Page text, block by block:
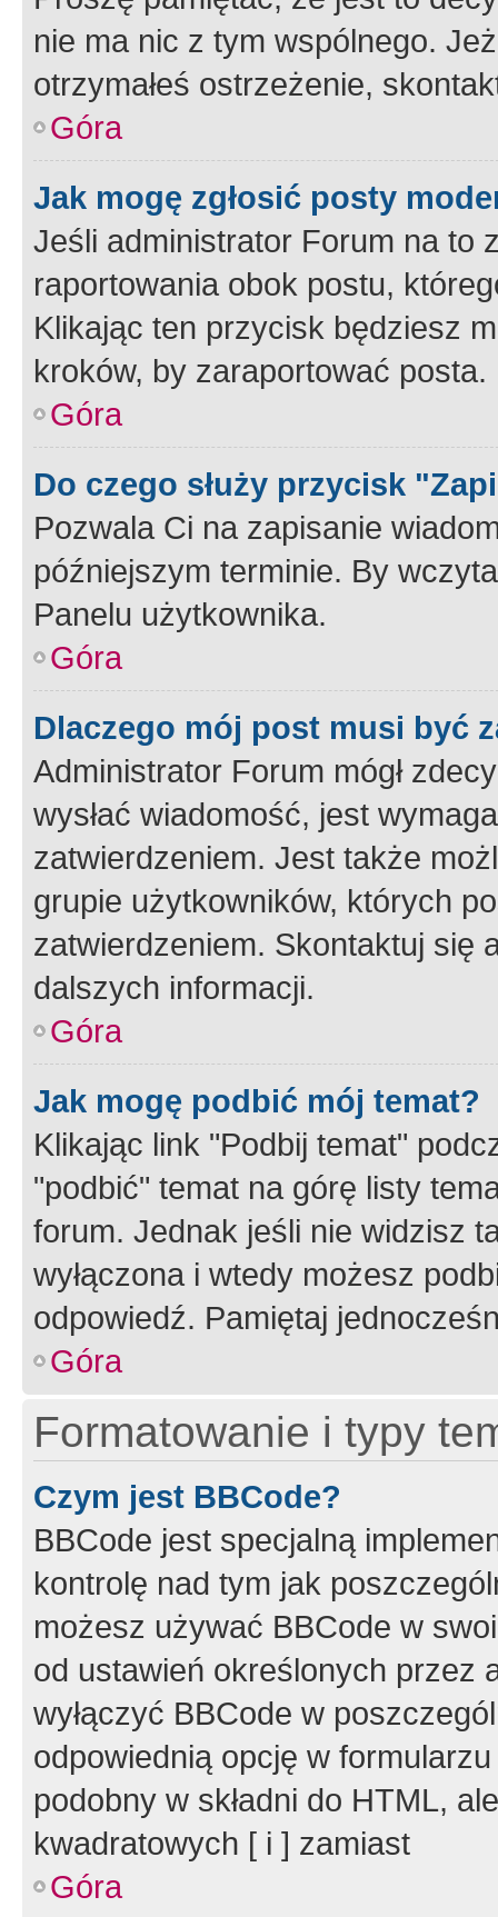
nie ma nic z tym wspólnego.
otrzymałeś ostrzeżenie,
Góra
Jak mogę zgłosić posty
Jeśli administrator Forum na to
raportowania obok postu,
Klikając ten przycisk będziesz
kroków, by zaraportować posta.
Góra
Do czego służy przycisk
Pozwala Ci na zapisanie
późniejszym terminie. By
Panelu użytkownika.
Góra
Dlaczego mój post musi być
Administrator Forum mógł
wysłać wiadomość, jest
zatwierdzeniem. Jest także
grupie użytkowników, których
zatwierdzeniem. Skontaktuj się
dalszych informacji.
Góra
Jak mogę podbić mój temat?
Klikając link "Podbij temat"
"podbić" temat na górę listy
forum. Jednak jeśli nie widzisz
wyłączona i wtedy możesz
odpowiedź. Pamiętaj
Góra
Formatowanie i typy
Czym jest BBCode?
BBCode jest specjalną
kontrolę nad tym jak
możesz używać BBCode w
od ustawień określonych przez
wyłączyć BBCode w
odpowiednią opcję w
podobny w składni do HTML,
kwadratowych [ i ] zamiast
Góra